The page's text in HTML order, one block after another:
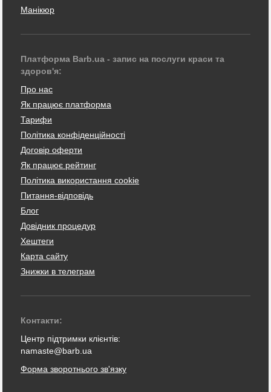
Манікюр
Платформа Barb.ua - запис на послуги краси та
здоров'я:
Про нас
Як працює платформа
Тарифи
Політика конфіденційності
Договір оферти
Як працює рейтинг
Політика використання cookie
Питання-відповідь
Блог
Довідник процедур
Хештеги
Карта сайту
Знижки в телеграм
Контакти:
Центр підтримки клієнтів:
namaste@barb.ua
Форма зворотнього зв'язку